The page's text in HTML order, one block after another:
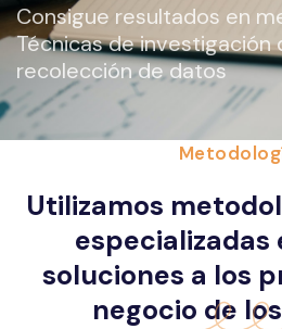
Consigue resultados en
Técnicas de investigación
recolección de datos
Utilizamos
especializadas
soluciones a los
negocio de